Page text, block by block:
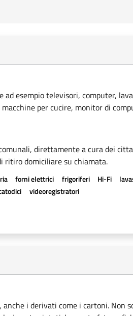
esempio televisori, computer,
per cucire, monitor di
direttamente a cura dei
ritiro domiciliare su chiamata.
forni elettrici frigoriferi Hi-Fi
videoregistratori
i derivati come i cartoni. Non